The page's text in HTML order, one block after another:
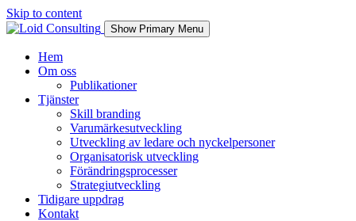
Skip to content
Show Primary Menu
Hem
Om oss
Publikationer
Tjänster
Skill branding
Varumärkesutveckling
Utveckling av ledare och nyckelpersoner
Organisatorisk utveckling
Förändringsprocesser
Strategiutveckling
Tidigare uppdrag
Kontakt